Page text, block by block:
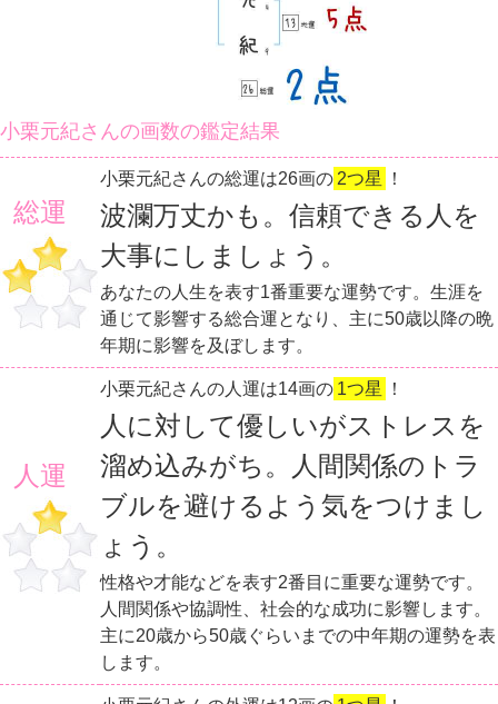
小栗元紀さんの画数の鑑定結果
総運
小栗元紀さんの総運は26画の 2つ星 ！
波瀾万丈かも。信頼できる人を
大事にしましょう。
あなたの人生を表す1番重要な運勢です。生涯を
通じて影響する総合運となり、主に50歳以降の晩
年期に影響を及ぼします。
人運
小栗元紀さんの人運は14画の 1つ星 ！
人に対して優しいがストレスを
溜め込みがち。人間関係のトラ
ブルを避けるよう気をつけまし
ょう。
性格や才能などを表す2番目に重要な運勢です。
人間関係や協調性、社会的な成功に影響します。
主に20歳から50歳ぐらいまでの中年期の運勢を表
します。